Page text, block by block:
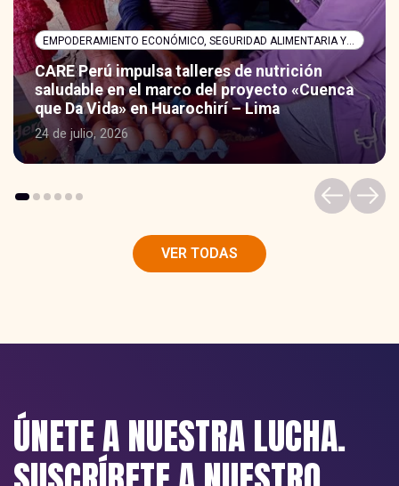
CARE Perú impulsa talleres de nutrición
saludable en el marco del proyecto «Cuenca
que Da Vida» en Huarochirí – Lima
24 de julio, 2026
VER TODAS
ÚNETE A NUESTRA LUCHA.